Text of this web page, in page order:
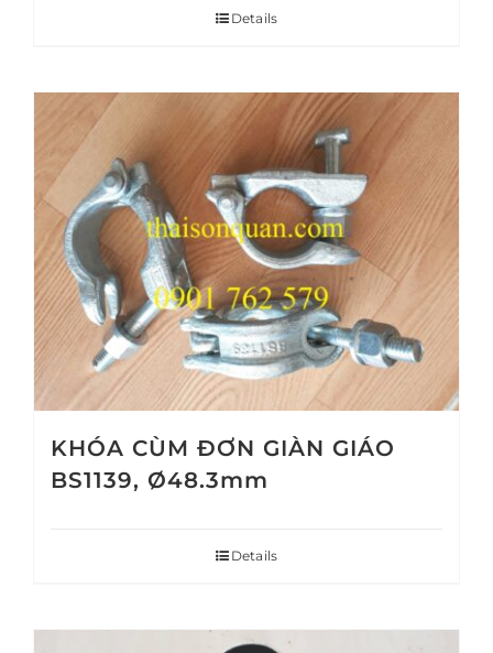
Details
KHÓA CÙM ĐƠN GIÀN GIÁO
BS1139, Ø48.3mm
Details